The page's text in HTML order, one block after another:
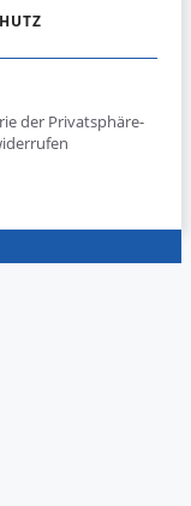
der Privatsphäre-